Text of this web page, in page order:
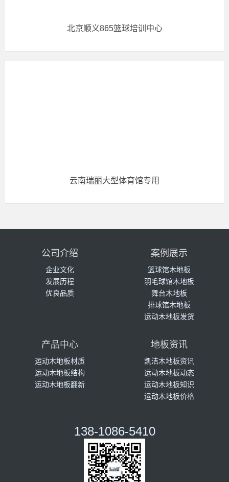
北京顺义865篮球培训中心
云南瑞丽大型体育馆专用
公司介绍
企业文化
发展历程
优良品质
案例展示
篮球馆木地板
羽毛球馆木地板
舞台木地板
排球馆木地板
运动木地板发货
产品中心
运动木地板材质
运动木地板结构
运动木地板翻新
地板资讯
凯洁木地板资讯
运动木地板动态
运动木地板知识
运动木地板价格
138-1086-5410